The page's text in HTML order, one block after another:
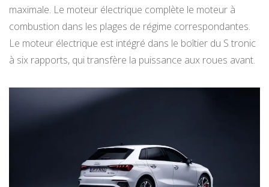
maximale. Le moteur électrique complète le moteur à
combustion dans les plages de régime correspondantes.
Le moteur électrique est intégré dans le boîtier du S tronic
à six rapports, qui transfère la puissance aux roues avant.